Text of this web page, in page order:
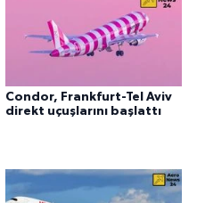
Condor, Frankfurt-Tel Aviv
direkt uçuşlarını başlattı